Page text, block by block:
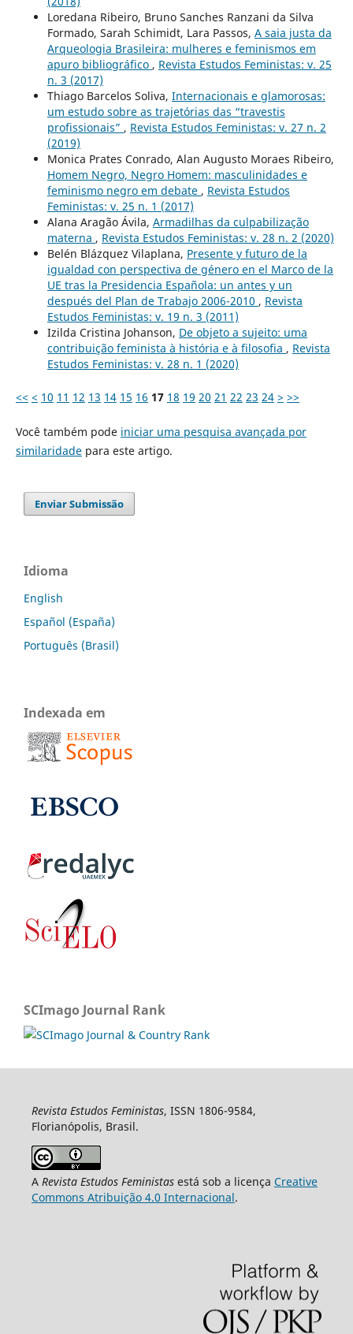
Loredana Ribeiro, Bruno Sanches Ranzani da Silva
Formado, Sarah Schimidt, Lara Passos, A saia justa da
Arqueologia Brasileira: mulheres e feminismos em
apuro bibliográfico , Revista Estudos Feministas: v. 25
n. 3 (2017)
Thiago Barcelos Soliva, Internacionais e glamorosas:
um estudo sobre as trajetórias das “travestis
profissionais” , Revista Estudos Feministas: v. 27 n. 2
(2019)
Monica Prates Conrado, Alan Augusto Moraes Ribeiro,
Homem Negro, Negro Homem: masculinidades e
feminismo negro em debate , Revista Estudos
Feministas: v. 25 n. 1 (2017)
Alana Aragão Ávila, Armadilhas da culpabilização
materna , Revista Estudos Feministas: v. 28 n. 2 (2020)
Belén Blázquez Vilaplana, Presente y futuro de la
igualdad con perspectiva de género en el Marco de la
UE tras la Presidencia Española: un antes y un
después del Plan de Trabajo 2006-2010 , Revista
Estudos Feministas: v. 19 n. 3 (2011)
Izilda Cristina Johanson, De objeto a sujeito: uma
contribuição feminista à história e à filosofia , Revista
Estudos Feministas: v. 28 n. 1 (2020)
<< < 10 11 12 13 14 15 16 17 18 19 20 21 22 23 24 > >>
Você também pode iniciar uma pesquisa avançada por
similaridadepara este artigo.
Enviar Submissão
Idioma
English
Español (España)
Português (Brasil)
Indexada em
SCImago Journal Rank
Revista Estudos Feministas, ISSN 1806-9584,
Florianópolis, Brasil.
A Revista Estudos Feministasestá sob a licença Creative
Commons Atribuição 4.0 Internacional.